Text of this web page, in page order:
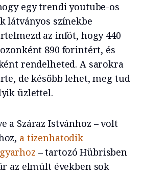
egy trendi youtube-os
látványos színekbe
az infót, hogy 440
890 forintért, és
rendelheted. A sarokra
de később lehet, meg tud
üzlettel.
a Száraz Istvánhoz – volt
a tizenhatodik
– tartozó Hübrisben
az elmúlt években sok